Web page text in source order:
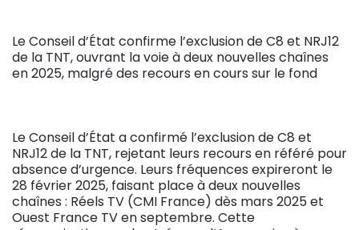
Le Conseil d’État confirme l’exclusion de C8 et NRJ12
de la TNT, ouvrant la voie à deux nouvelles chaînes
en 2025, malgré des recours en cours sur le fond
Le Conseil d’État a confirmé l’exclusion de C8 et
NRJ12 de la TNT, rejetant leurs recours en référé pour
absence d’urgence. Leurs fréquences expireront le
28 février 2025, faisant place à deux nouvelles
chaînes : Réels TV (CMI France) dès mars 2025 et
Ouest France TV en septembre. Cette